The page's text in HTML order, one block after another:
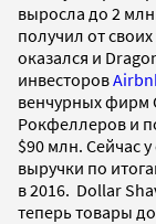
выросла до 2
получил от
оказался и
инвесторов
венчурных фирм
Рокфеллеров и
$90 млн. Сейчас
выручки по
в 2016. Dollar
теперь товары